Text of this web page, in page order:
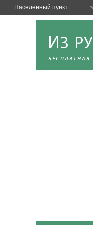
Населенный пункт